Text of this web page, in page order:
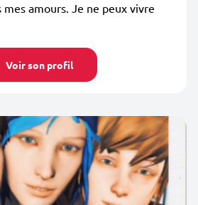
mes amours. Je ne peux vivre
Voir son profil